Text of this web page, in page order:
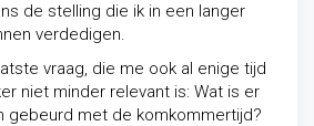
de stelling die ik in een langer
verdedigen.
vraag, die me ook al enige tijd
niet minder relevant is: Wat is er
gebeurd met de komkommertijd?